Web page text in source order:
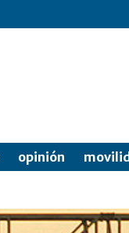
opinión